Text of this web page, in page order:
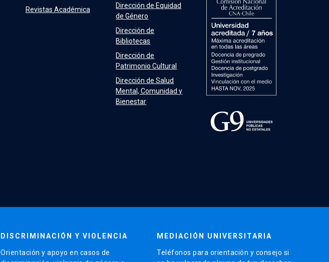
Revistas Académica
Dirección de Equidad
de Género
Dirección de
Bibliotecas
Dirección de
Patrimonio Cultural
Dirección de Salud
Mental, Comunidad y
Bienestar
DISCRIMINACIÓN Y VIOLENCIA
Orientación y apoyo en casos de
MEDIACIÓN UNIVERSITARIA
Teléfonos para orientación y consejo si